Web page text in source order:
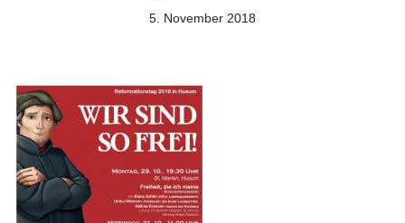
5. November 2018